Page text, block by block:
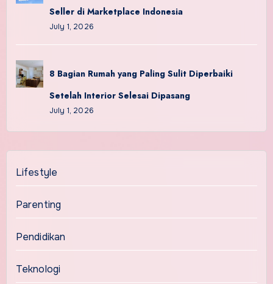
Seller di Marketplace Indonesia
July 1, 2026
8 Bagian Rumah yang Paling Sulit Diperbaiki
Setelah Interior Selesai Dipasang
July 1, 2026
Lifestyle
Parenting
Pendidikan
Teknologi